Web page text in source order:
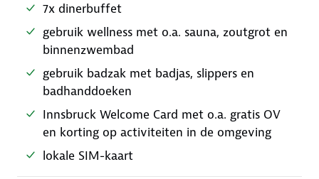
7x dinerbuffet
gebruik wellness met o.a. sauna, zoutgrot en
binnenzwembad
gebruik badzak met badjas, slippers en
badhanddoeken
Innsbruck Welcome Card met o.a. gratis OV
en korting op activiteiten in de omgeving
lokale SIM-kaart